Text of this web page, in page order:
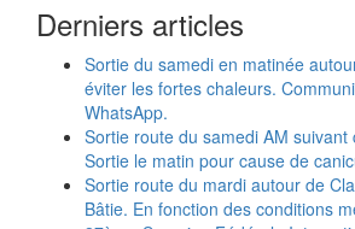
Derniers articles
Sortie du samedi en matinée
éviter les fortes chaleurs.
WhatsApp.
Sortie route du samedi AM suivant
Sortie le matin pour cause de
Sortie route du mardi autour de
Bâtie. En fonction des conditions